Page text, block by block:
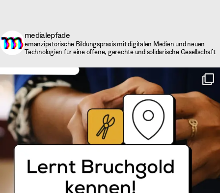
medialepfade
emanzipatorische Bildungspraxis mit digitalen Medien und neuen
Technologien für eine offene, gerechte und solidarische Gesellschaft